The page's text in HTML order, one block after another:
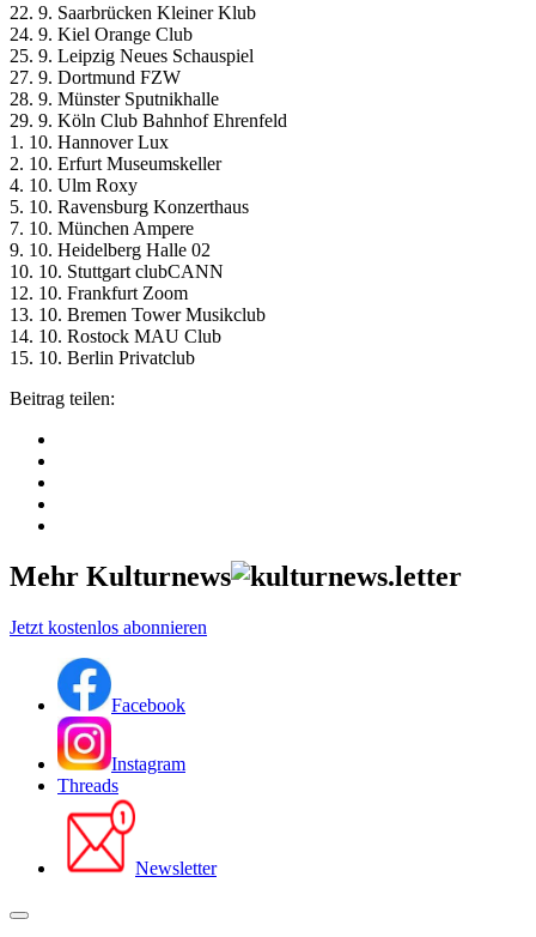
22. 9. Saarbrücken Kleiner Klub
24. 9. Kiel Orange Club
25. 9. Leipzig Neues Schauspiel
27. 9. Dortmund FZW
28. 9. Münster Sputnikhalle
29. 9. Köln Club Bahnhof Ehrenfeld
1. 10. Hannover Lux
2. 10. Erfurt Museumskeller
4. 10. Ulm Roxy
5. 10. Ravensburg Konzerthaus
7. 10. München Ampere
9. 10. Heidelberg Halle 02
10. 10. Stuttgart clubCANN
12. 10. Frankfurt Zoom
13. 10. Bremen Tower Musikclub
14. 10. Rostock MAU Club
15. 10. Berlin Privatclub
Beitrag teilen:
Mehr Kulturnews
Jetzt kostenlos abonnieren
Facebook
Instagram
Threads
Newsletter